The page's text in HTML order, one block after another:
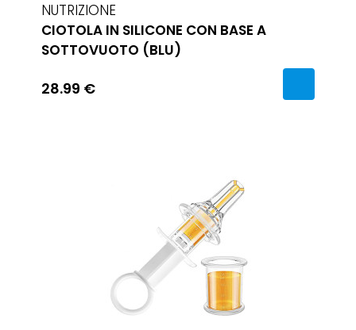
NUTRIZIONE
CIOTOLA IN SILICONE CON BASE A
SOTTOVUOTO (BLU)
28.99 €